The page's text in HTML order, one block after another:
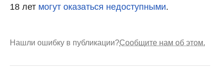
18 лет могут оказаться недоступными.
Нашли ошибку в публикации?Сообщите нам об этом.